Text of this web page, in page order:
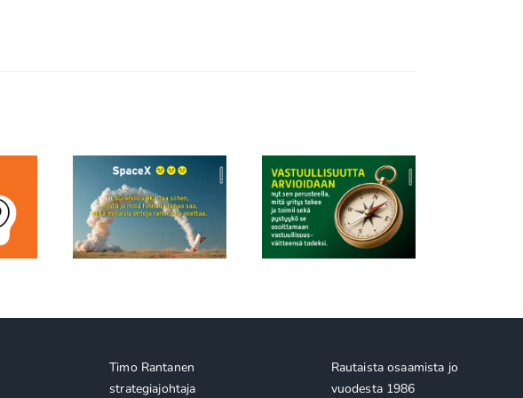
ja
uusi
edes
ei ole due
Vastuullisuusviestintä
ei ole enää
viestintäkysymys
ESR+ voi olla
järjestöille enemmän
kuin rahoituskanava: se
voi auttaa sanoittamaan
vaikuttavuutta
Timo Rantanen
strategiajohtaja
Rautaista osaamista jo
vuodesta 1986